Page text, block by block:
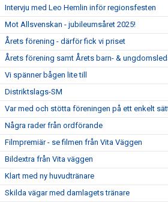
Intervju med Leo Hemlin inför regionsfesten
Mot Allsvenskan - jubileumsåret 2025!
Årets förening - därför fick vi priset
Årets förening samt Årets barn- &
Vi spänner bågen lite till
Distriktslags-SM
Var med och stötta föreningen på ett enkelt
Några rader från ordförande
Filmpremiär - se filmen från Vita Väggen
Bildextra från Vita väggen
Klart med ny huvudtränare
Skilda vägar med damlagets tränare